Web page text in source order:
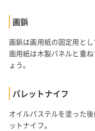
画鋲
画鋲は画用紙の固定用とし
画用紙は木製パネルと重
ょう。
パレットナイフ
オイルパステルを塗った
ットナイフ。